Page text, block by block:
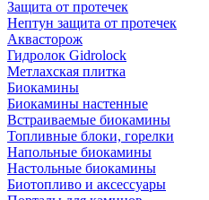
Защита от протечек
Нептун защита от протечек
Аквасторож
Гидролок Gidrolock
Метлахская плитка
Биокамины
Биокамины настенные
Встраиваемые биокамины
Топливные блоки, горелки
Напольные биокамины
Настольные биокамины
Биотопливо и аксессуары